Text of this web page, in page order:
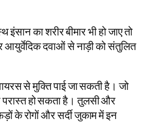
का शरीर बीमार भी हो जाए तो
आयुर्वेदिक दवाओं से नाड़ी को संतुलित
से मुक्ति पाई जा सकती है। जो
परास्त हो सकता है। तुलसी और
के रोगों और सर्दी जुकाम में इन